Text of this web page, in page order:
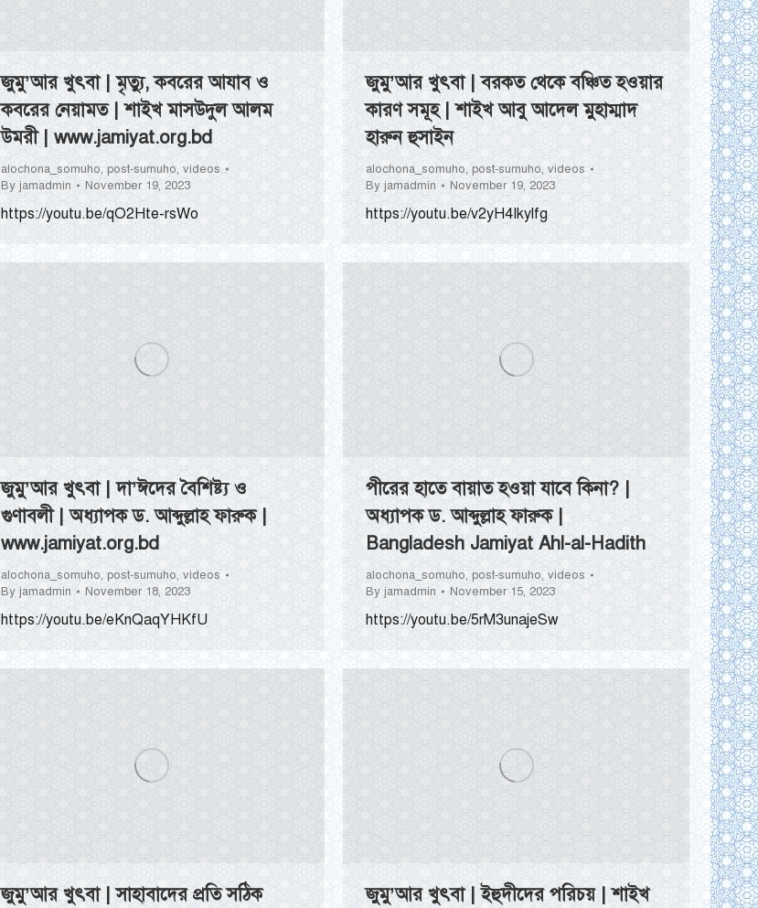
জুমু’আর খুৎবা | মৃত্যু, কবরের আযাব ও
কবরের নেয়ামত | শাইখ মাসউদুল আলম
উমরী | www.jamiyat.org.bd
alochona_somuho, post-sumuho, videos
By jamadmin November 19, 2023
https://youtu.be/qO2Hte-rsWo
জুমু’আর খুৎবা | বরকত থেকে বঞ্চিত হওয়ার
কারণ সমূহ | শাইখ আবু আদেল মুহাম্মাদ
হারুন হুসাইন
alochona_somuho, post-sumuho, videos
By jamadmin November 19, 2023
https://youtu.be/v2yH4Ikylfg
জুমু’আর খুৎবা | দা’ঈদের বৈশিষ্ট্য ও
গুণাবলী | অধ্যাপক ড. আব্দুল্লাহ ফারুক |
www.jamiyat.org.bd
alochona_somuho, post-sumuho, videos
By jamadmin November 18, 2023
https://youtu.be/eKnQaqYHKfU
পীরের হাতে বায়াত হওয়া যাবে কিনা? |
অধ্যাপক ড. আব্দুল্লাহ ফারুক |
Bangladesh Jamiyat Ahl-al-Hadith
alochona_somuho, post-sumuho, videos
By jamadmin November 15, 2023
https://youtu.be/5rM3unajeSw
জুমু’আর খুৎবা | সাহাবাদের প্রতি সঠিক
জুমু’আর খুৎবা | ইহুদীদের পরিচয় | শাইখ